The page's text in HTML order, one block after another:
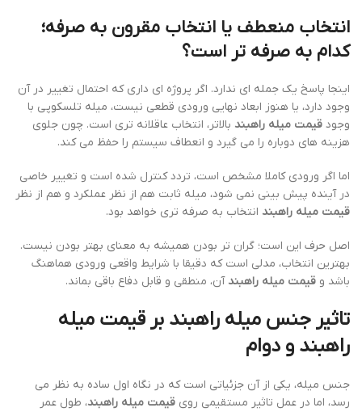
انتخاب منعطف یا انتخاب مقرون به صرفه؛
کدام به صرفه تر است؟
اینجا پاسخ یک جمله ای ندارد. اگر پروژه ای داری که احتمال تغییر در آن
وجود دارد، یا هنوز ابعاد نهایی ورودی قطعی نیست، میله تلسکوپی با
وجود قیمت میله راهبند بالاتر، انتخاب عاقلانه تری است. چون جلوی
هزینه های دوباره را می گیرد و انعطاف سیستم را حفظ می کند.
اما اگر ورودی کاملا مشخص است، تردد کنترل شده است و تغییر خاصی
در آینده پیش بینی نمی شود، میله ثابت هم از نظر عملکرد و هم از نظر
قیمت میله راهبند انتخاب به صرفه تری خواهد بود.
اصل حرف این است؛ گران تر بودن همیشه به معنای بهتر بودن نیست.
بهترین انتخاب، مدلی است که دقیقا با شرایط واقعی ورودی هماهنگ
باشد و قیمت میله راهبند آن، منطقی و قابل دفاع باقی بماند.
تاثیر جنس میله راهبند برقیمت میله
راهبند و دوام
جنس میله، یکی از آن جزئیاتی است که در نگاه اول ساده به نظر می
رسد، اما در عمل تاثیر مستقیمی روی قیمت میله راهبند، طول عمر